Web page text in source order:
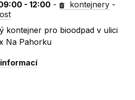
- 12:00 - kontejnery -
kontejner pro bioodpad v ulici
Na Pahorku